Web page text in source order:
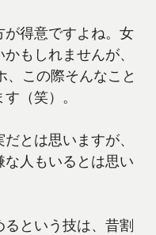
が得意ですよね。女
もしれませんが、
、この際そんなこと
（笑）。
とは思いますが、
人もいるとは思い
るという技は、昔割